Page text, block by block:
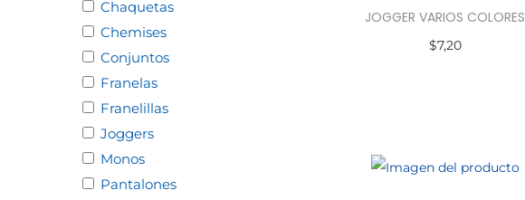
JOGGER VARIOS COLORES
$7,20
Chaquetas
Chemises
Conjuntos
Franelas
Franelillas
Joggers
Monos
Pantalones